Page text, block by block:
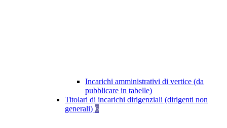
Incarichi amministrativi di vertice (da
pubblicare in tabelle)
Titolari di incarichi dirigenziali (dirigenti non
generali) 6